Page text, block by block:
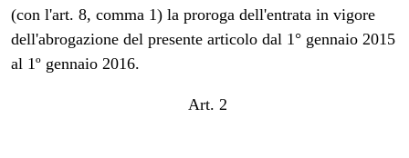
(con l'art. 8, comma 1) la proroga dell'entrata in vigore
dell'abrogazione del presente articolo dal 1° gennaio 2015
al 1º gennaio 2016.
Art. 2